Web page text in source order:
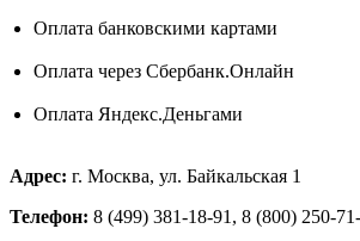
Оплата банковскими картами
Оплата через Сбербанк.Онлайн
Оплата Яндекс.Деньгами
Адрес: г. Москва, ул. Байкальская 1
Телефон: 8 (499) 381-18-91, 8 (800) 250-